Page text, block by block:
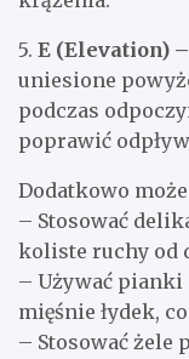
5. E (Elevation)
uniesione
podczas
poprawić
Dodatkowo
– Stosować
koliste ruchy od
– Używać
mięśnie łydek,
– Stosować żele